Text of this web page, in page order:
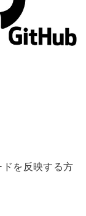
を反映する方